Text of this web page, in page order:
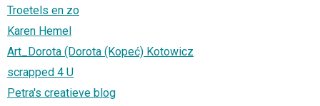
Troetels en zo
Karen Hemel
Art_Dorota (Dorota (Kopeć) Kotowicz
scrapped 4 U
Petra's creatieve blog